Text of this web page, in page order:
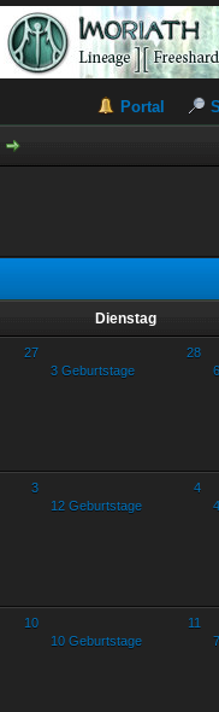
Portal
Dienstag
27
28
3 Geburtstage
3
4
12 Geburtstage
10
11
10 Geburtstage